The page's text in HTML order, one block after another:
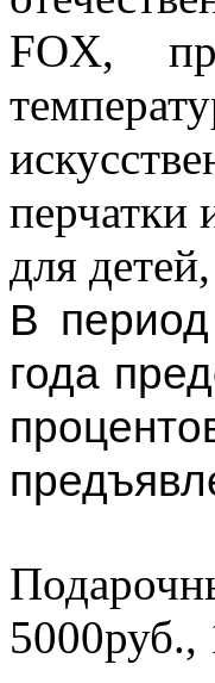
FOX,
перчатки
для
В
года
5000руб.,